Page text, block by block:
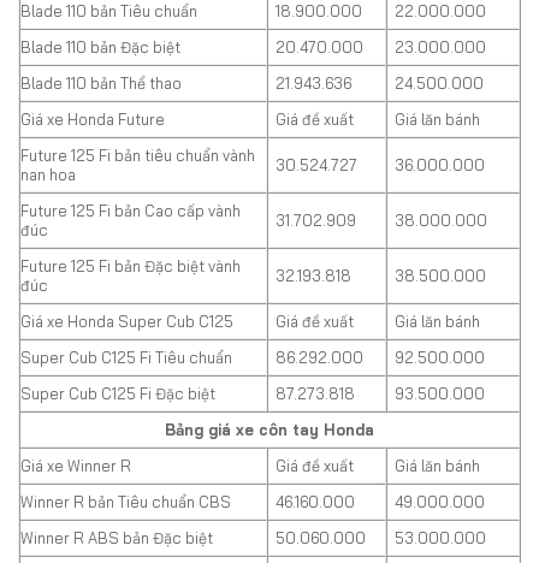
Blade 110 bản Tiêu chuẩn
18.900.000
22.000.000
Blade 110 bản Đặc biệt
20.470.000
23.000.000
Blade 110 bản Thể thao
21.943.636
24.500.000
Giá xe Honda Future
Giá đề xuất
Giá lăn bánh
Future 125 Fi bản tiêu chuẩn vành
nan hoa
30.524.727 36.000.000
Future 125 Fi bản Cao cấp vành
đúc
31.702.909 38.000.000
Future 125 Fi bản Đặc biệt vành
đúc
32.193.818 38.500.000
Giá xe Honda Super Cub C125 Giá đề xuất
Giá lăn bánh
Super Cub C125 Fi Tiêu chuẩn
86.292.000
92.500.000
Super Cub C125 Fi Đặc biệt
87.273.818
93.500.000
Bảng giá xe côn tay Honda
Giá xe Winner R
Giá đề xuất
Giá lăn bánh
Winner R bản Tiêu chuẩn CBS
46.160.000
49.000.000
Winner R ABS bản Đặc biệt
50.060.000
53.000.000